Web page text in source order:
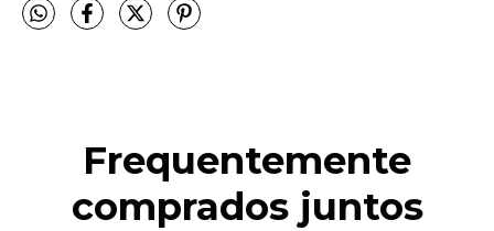
Frequentemente
comprados juntos